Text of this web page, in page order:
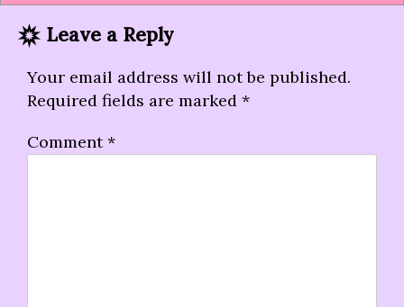
Leave a Reply
Your email address will not be published.
Required fields are marked *
Comment*